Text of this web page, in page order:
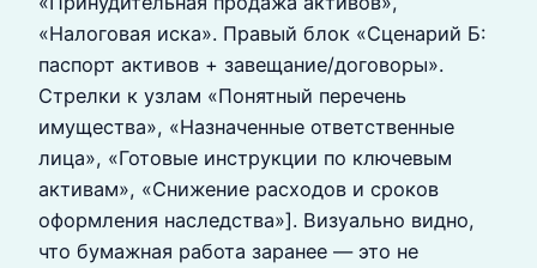
«Налоговая иска». Правый блок «Сценарий Б:
паспорт активов + завещание/договоры».
Стрелки к узлам «Понятный перечень
имущества», «Назначенные ответственные
лица», «Готовые инструкции по ключевым
активам», «Снижение расходов и сроков
оформления наследства»]. Визуально видно,
что бумажная работа заранее — это не